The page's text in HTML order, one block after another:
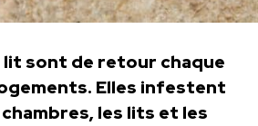
lit sont de retour chaque
Elles infestent
les lits et les